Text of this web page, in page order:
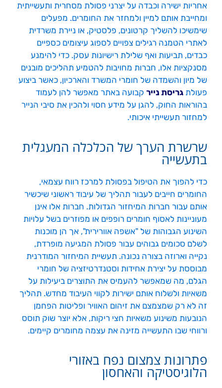
אחריות ישירה וכבדה על יצרני פסולת מסחרית ותעשייתית
ומחייבת אותם למיין ולמחזר את החומרים. מפעלים
שימשיכו להשליך קרטונים, פלסטיק, או ניירת משרדית
לאתרי הטמנה רגילים צפויים לספוג עיצומים כספיים
כבדים, תביעות ואף שלילת רישיונות עסק. כדי להימנע
מסנקציות אלו, חברות מחויבות להטמיע תהליכים מובנים
של מיון והשמדה של חומרי המשרד והארכיון, כאשר ביצוע
פעולת גריסת נייר קבועה באתר מאפשר להן לעמוד
בהוראות החוק, להגן על מידע חסוי ולהכין את סיבי הנייר
למחזור תעשייתי איכותי.
שרשרת הערך של הכלכלה המעגלית
בתעשייה
כדי להפוך את הטיפול בפסולת למרכז רווח עצמאי,
החומרים חייבים לעבור תהליך של עיבוד ראשוני שיכשיר
אותם עבור חברות המיחזור הגדולות. חברות אלו אינן
מעוניינות לאסוף חומרים רופפים או מפוזרים בשל עלויות
השינוע הגבוהות של "אשפה אוורירית", אך הן מוכנות
לשלם סכומים גבוהים עבור פסולת המגיעה מופרדת,
נקייה וארוזה בצורה נכונה. תעשיית המיחזור המודרנית
מבוססת על יצירת אחידות וסטנדרטיזציה של חומרי
הגלם, מה שמאפשר להעמיס את התוצרים ביעילות על
משאיות ולשלוח אותם ישירות לקווי העיבוד מחדש. תהליך
זה לא רק שמצמצם את זיהום האוויר ופליטות הפחמן
הנובעות משינוע משאיות חצי ריקות, אלא יוצר שוק תוסס
ורווחי שבו התעשייה מזינה את עצמה מחומרים קיימים.
פתרונות צמצום נפח באזורי
הלוגיסטיקה והאחסון